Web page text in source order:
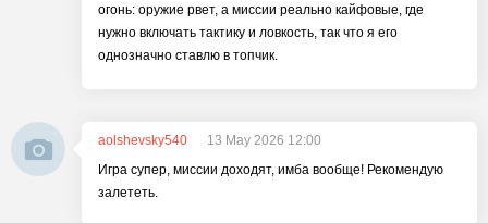
огонь: оружие рвет, а миссии реально кайфовые, где
нужно включать тактику и ловкость, так что я его
однозначно ставлю в топчик.
aolshevsky540
13 May 2026 12:00
Игра супер, миссии доходят, имба вообще! Рекомендую
залететь.